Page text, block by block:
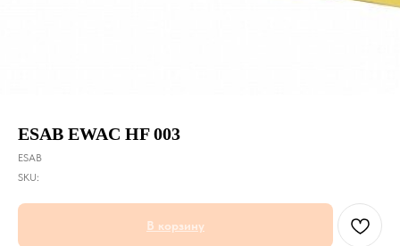
ESAB EWAC HF 003
ESAB
SKU:
В корзину